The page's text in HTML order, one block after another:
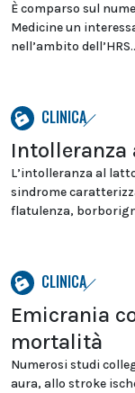
È comparso sul
Medicine un
nell’ambito
CLINICA
L’intolleranza al
sindrome
flatulenza,
CLINICA
Emicrania
mortalità
Numerosi studi
aura, allo stroke